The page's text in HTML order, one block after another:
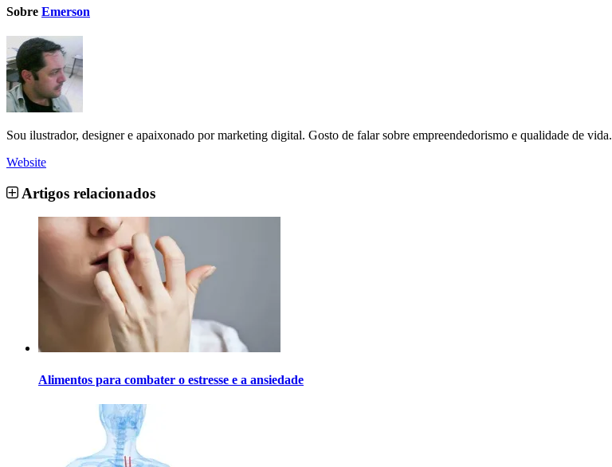
Sobre Emerson
Sou ilustrador, designer e apaixonado por marketing digital. Gosto de falar sobre empreendedorismo e qualidade de vida.
Website
Artigos relacionados
Alimentos para combater o estresse e a ansiedade